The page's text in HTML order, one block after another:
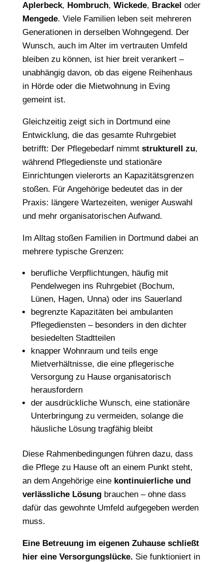
Aplerbeck, Hombruch, Wickede, Brackel oder
Mengede. Viele Familien leben seit mehreren
Generationen in derselben Wohngegend. Der
Wunsch, auch im Alter im vertrauten Umfeld
bleiben zu können, ist hier breit verankert –
unabhängig davon, ob das eigene Reihenhaus
in Hörde oder die Mietwohnung in Eving
gemeint ist.
Gleichzeitig zeigt sich in Dortmund eine
Entwicklung, die das gesamte Ruhrgebiet
betrifft: Der Pflegebedarf nimmt strukturell zu,
während Pflegedienste und stationäre
Einrichtungen vielerorts an Kapazitätsgrenzen
stoßen. Für Angehörige bedeutet das in der
Praxis: längere Wartezeiten, weniger Auswahl
und mehr organisatorischen Aufwand.
Im Alltag stoßen Familien in Dortmund dabei an
mehrere typische Grenzen:
berufliche Verpflichtungen, häufig mit
Pendelwegen ins Ruhrgebiet (Bochum,
Lünen, Hagen, Unna) oder ins Sauerland
begrenzte Kapazitäten bei ambulanten
Pflegediensten – besonders in den dichter
besiedelten Stadtteilen
knapper Wohnraum und teils enge
Mietverhältnisse, die eine pflegerische
Versorgung zu Hause organisatorisch
herausfordern
der ausdrückliche Wunsch, eine stationäre
Unterbringung zu vermeiden, solange die
häusliche Lösung tragfähig bleibt
Diese Rahmenbedingungen führen dazu, dass
die Pflege zu Hause oft an einem Punkt steht,
an dem Angehörige eine kontinuierliche und
verlässliche Lösungbrauchen – ohne dass
dafür das gewohnte Umfeld aufgegeben werden
muss.
Eine Betreuung im eigenen Zuhause schließt
hier eine Versorgungslücke. Sie funktioniert in